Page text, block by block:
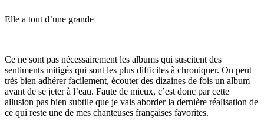
Elle a tout d’une grande
Ce ne sont pas nécessairement les albums qui suscitent des
sentiments mitigés qui sont les plus difficiles à chroniquer. On peut
très bien adhérer facilement, écouter des dizaines de fois un album
avant de se jeter à l’eau. Faute de mieux, c’est donc par cette
allusion pas bien subtile que je vais aborder la dernière réalisation de
ce qui reste une de mes chanteuses françaises favorites.